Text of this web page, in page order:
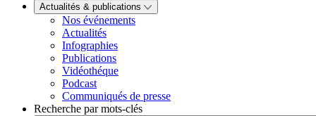
Actualités & publications
Nos événements
Actualités
Infographies
Publications
Vidéothéque
Podcast
Communiqués de presse
Recherche par mots-clés